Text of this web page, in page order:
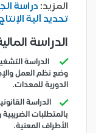
المزيد: دراسة
تحديد آلية الإنتاج
الدراسة
الدراسة
وضع نظم العمل
الدورية للمعدات.
الدراسة
بالمتطلبات
الأطراف المعنية.